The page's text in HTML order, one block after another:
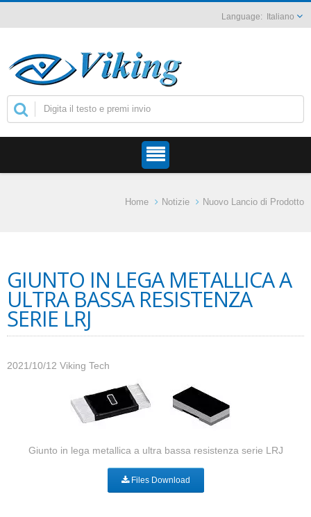
Italiano
Home Notizie Nuovo Lancio di Prodotto
GIUNTO IN LEGA METALLICA A
ULTRA BASSA RESISTENZA
SERIE LRJ
2021/10/12 Viking Tech
Giunto in lega metallica a ultra bassa resistenza serie LRJ
Files Download